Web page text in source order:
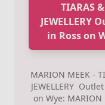
TIARAS &
JEWELLERY
in Ross on
MARION MEEK -
JEWELLERY
on Wye: MARION